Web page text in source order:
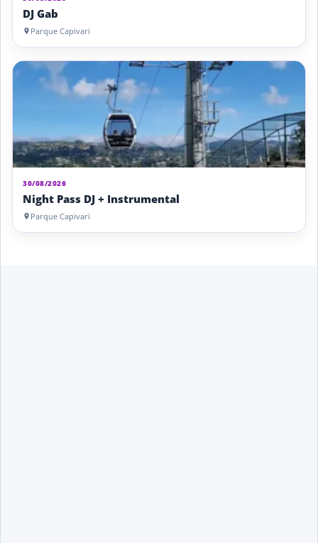
DJ Gab
Parque Capivari
30/08/2026
Night Pass DJ + Instrumental
Parque Capivari